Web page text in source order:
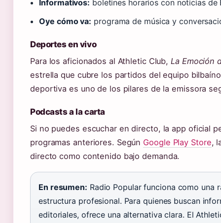
Informativos: boletines horarios con noticias de
Oye cómo va: programa de música y
Deportes en vivo
Para los aficionados al Athletic Club,La Emoción
estrella que cubre los partidos del equipo
deportiva es uno de los pilares de la emissora
Podcasts a la carta
Si no puedes escuchar en directo, la app oficial
programas anteriores. Según Google Play Store,
directo como contenido bajo demanda.
En resumen: Radio Popular funciona como una
estructura profesional. Para quienes buscan
editoriales, ofrece una alternativa clara. El